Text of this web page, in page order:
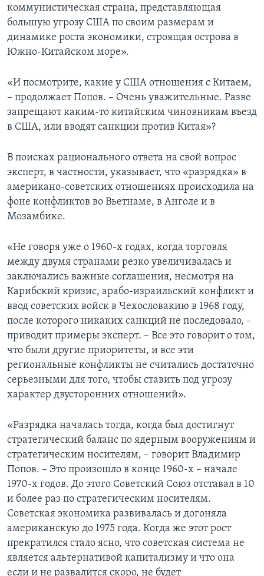
коммунистическая страна, представляющая
большую угрозу США по своим размерам и
динамике роста экономики, строящая острова в
Южно-Китайском море».
«И посмотрите, какие у США отношения с Китаем,
– продолжает Попов. – Очень уважительные. Разве
запрещают каким-то китайским чиновникам въезд
в США, или вводят санкции против Китая»?
В поисках рационального ответа на свой вопрос
эксперт, в частности, указывает, что «разрядка» в
американо-советских отношениях происходила на
фоне конфликтов во Вьетнаме, в Анголе и в
Мозамбике.
«Не говоря уже о 1960-х годах, когда торговля
между двумя странами резко увеличивалась и
заключались важные соглашения, несмотря на
Карибский кризис, арабо-израильский конфликт и
ввод советских войск в Чехословакию в 1968 году,
после которого никаких санкций не последовало, –
приводит примеры эксперт. – Все это говорит о том,
что были другие приоритеты, и все эти
региональные конфликты не считались достаточно
серьезными для того, чтобы ставить под угрозу
характер двусторонних отношений».
«Разрядка началась тогда, когда был достигнут
стратегический баланс по ядерным вооружениям и
стратегическим носителям, – говорит Владимир
Попов. – Это произошло в конце 1960-х – начале
1970-х годов. До этого Советский Союз отставал в 10
и более раз по стратегическим носителям.
Советская экономика развивалась и догоняла
американскую до 1975 года. Когда же этот рост
прекратился стало ясно, что советская система не
является альтернативой капитализму и что она
если и не развалится скоро, не будет